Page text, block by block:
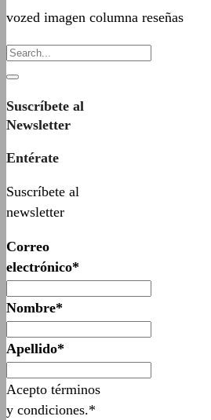
vozed imagen columna reseñas
Suscríbete al
Newsletter
Entérate
Suscríbete al
newsletter
Correo
electrónico*
Nombre*
Apellido*
Acepto términos
y condiciones.*